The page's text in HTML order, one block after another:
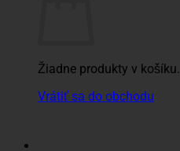
Žiadne produkty v košíku.
Vrátiť sa do obchodu